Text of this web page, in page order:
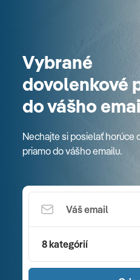
Vybrané
dovolenkové
do vášho
Nechajte si posielať horúce
priamo do vášho emailu.
8 kategórií